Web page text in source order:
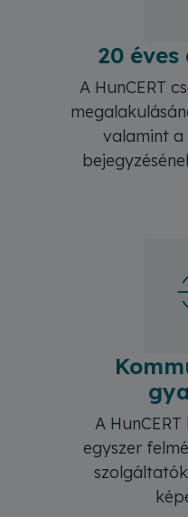
20 éves
A HunCERT
valamint a
A
egyszer